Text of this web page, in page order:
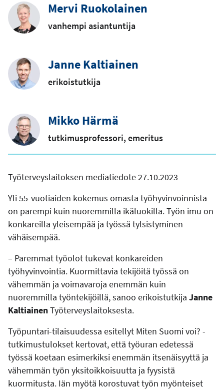
Mervi Ruokolainen
vanhempi asiantuntija
Janne Kaltiainen
erikoistutkija
Mikko Härmä
tutkimusprofessori, emeritus
Työterveyslaitoksen mediatiedote 27.10.2023
Yli 55-vuotiaiden kokemus omasta työhyvinvoinnista
on parempi kuin nuoremmilla ikäluokilla. Työn imu on
konkareilla yleisempää ja työssä tylsistyminen
vähäisempää.
– Paremmat työolot tukevat konkareiden
työhyvinvointia. Kuormittavia tekijöitä työssä on
vähemmän ja voimavaroja enemmän kuin
nuoremmilla työntekijöillä, sanoo erikoistutkija Janne
KaltiainenTyöterveyslaitoksesta.
Työpuntari-tilaisuudessa esitellyt Miten Suomi voi? -
tutkimustulokset kertovat, että työuran edetessä
työssä koetaan esimerkiksi enemmän itsenäisyyttä ja
vähemmän työn yksitoikkoisuutta ja fyysistä
kuormitusta. Iän myötä korostuvat työn myönteiset